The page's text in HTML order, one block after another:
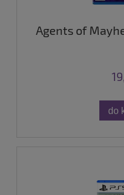
Agents of
do